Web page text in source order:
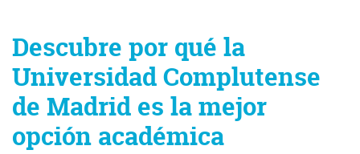
Descubre por qué la
Universidad Complutense
de Madrid es la mejor
opción académica